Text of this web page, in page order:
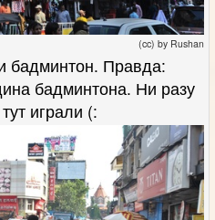
(cc) by Rushan
бадминтон. Правда:
бадминтона. Ни разу
играли (: